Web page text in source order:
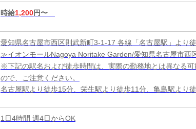
時給1,200円〜
愛知県名古屋市西区則武新町3-1-17 各線「名古屋駅」より
≫イオンモールNagoya Noritake Garden/愛知県名古屋市西
※下記の駅名および徒歩時間は、実際の勤務地とは異なる可
ので、ご注意ください。
名古屋駅より徒歩15分、栄生駅より徒歩11分、亀島駅より
1日4時間 週4日からOK